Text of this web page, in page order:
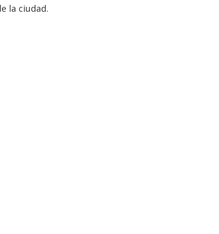
la ciudad.